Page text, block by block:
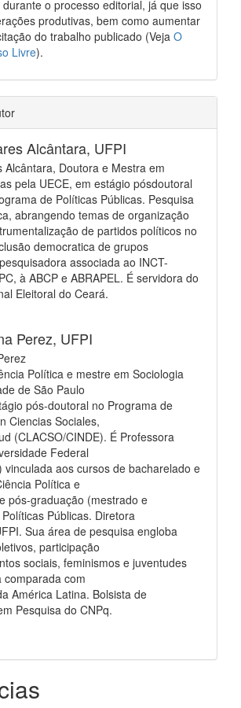
o processo editorial, já que isso
produtivas, bem como aumentar
do trabalho publicado (Veja O
Livre).
Alcântara, UFPI
Alcântara, Doutora e Mestra em
pela UECE, em estágio pósdoutoral
de Políticas Públicas. Pesquisa
abrangendo temas de organização
de partidos políticos no
democratica de grupos
associada ao INCT-
à ABCP e ABRAPEL. É servidora do
Eleitoral do Ceará.
Perez, UFPI
Política e mestre em Sociologia
de São Paulo
pós-doutoral no Programa de
Ciencias Sociales,
(CLACSO/CINDE). É Professora
Federal
vinculada aos cursos de bacharelado e
Política e
pós-graduação (mestrado e
Públicas. Diretora
Sua área de pesquisa engloba
participação
sociais, feminismos e juventudes
comparada com
América Latina. Bolsista de
Pesquisa do CNPq.